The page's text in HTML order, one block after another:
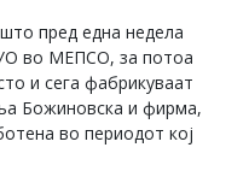
пред една недела
во МЕПСО, за потоа
и сега фабрикуваат
Божиновска и фирма,
во периодот кој